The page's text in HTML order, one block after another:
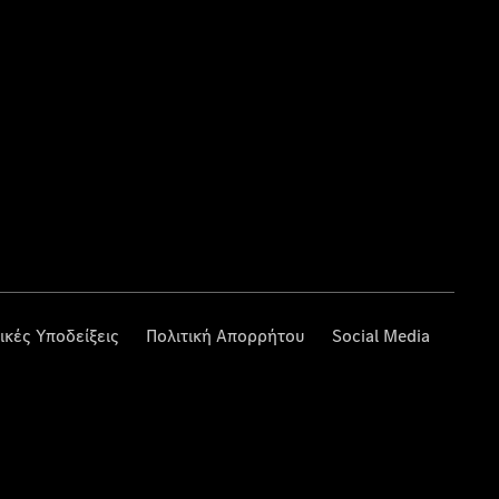
Υποδείξεις Πολιτική Απορρήτου Social Media